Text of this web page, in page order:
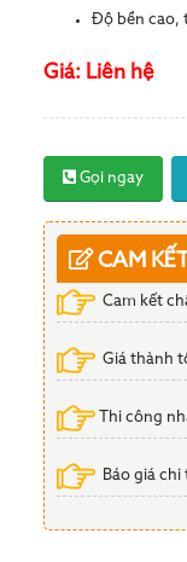
Độ bền cao,
Giá: Liên hệ
Gọi ngay
CAM
Cam kết
Giá thành
Thi công
Báo giá chi